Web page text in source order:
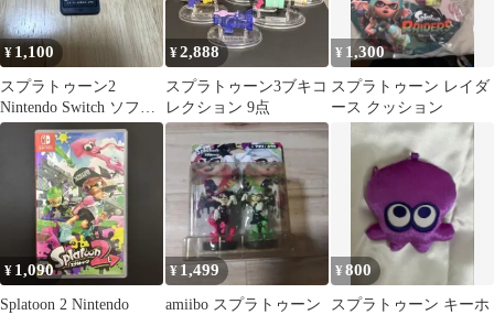
¥ 1,100
スプラトゥーン2
Nintendo Switch ソフ
ト カセットのみ
¥2,888
スプラトゥーン3ブキコ
レクション 9点
¥ 1,300
スプラトゥーン レイダ
ース クッション
¥ 1,090
Splatoon 2 Nintendo
¥ 1,499
amiibo スプラトゥーン
¥800
スプラトゥーン キーホ